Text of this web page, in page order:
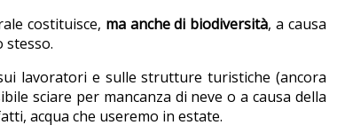
costituisce, ma anche di biodiversità, a causa
stesso.
lavoratori e sulle strutture turistiche (ancora
sciare per mancanza di neve o a causa della
acqua che useremo in estate.